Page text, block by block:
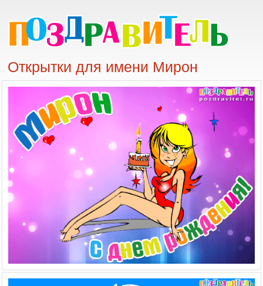
Открытки для имени Мирон